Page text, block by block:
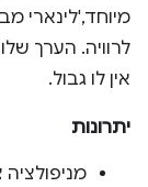
מיוחד,'לינארי
אין לו גבול.
יתרונות